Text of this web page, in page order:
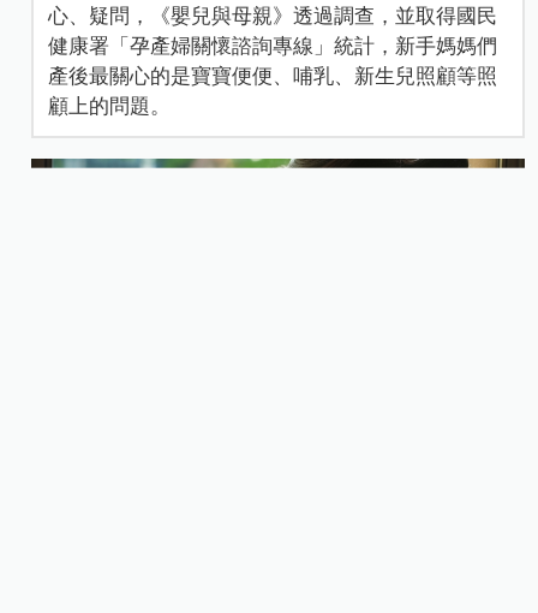
心、疑問，《嬰兒與母親》透過調查，並取得國民
健康署「孕產婦關懷諮詢專線」統計，新手媽媽們
產後最關心的是寶寶便便、哺乳、新生兒照顧等照
顧上的問題。